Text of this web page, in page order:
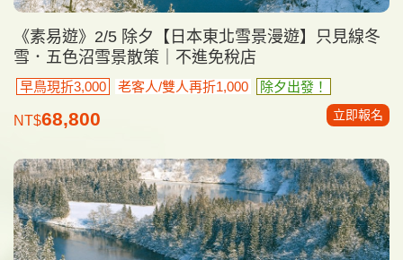
《素易遊》2/5 除夕【日本東北雪景漫遊】只見線冬
雪．五色沼雪景散策｜不進免稅店
早鳥現折3,000 老客人/雙人再折1,000 除夕出發！
NT$68,800 立即報名